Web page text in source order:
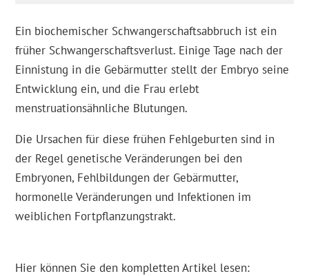
Ein biochemischer Schwangerschaftsabbruch ist ein
früher Schwangerschaftsverlust. Einige Tage nach der
Einnistung in die Gebärmutter stellt der Embryo seine
Entwicklung ein, und die Frau erlebt
menstruationsähnliche Blutungen.
Die Ursachen für diese frühen Fehlgeburten sind in
der Regel genetische Veränderungen bei den
Embryonen, Fehlbildungen der Gebärmutter,
hormonelle Veränderungen und Infektionen im
weiblichen Fortpflanzungstrakt.
Hier können Sie den kompletten Artikel lesen: